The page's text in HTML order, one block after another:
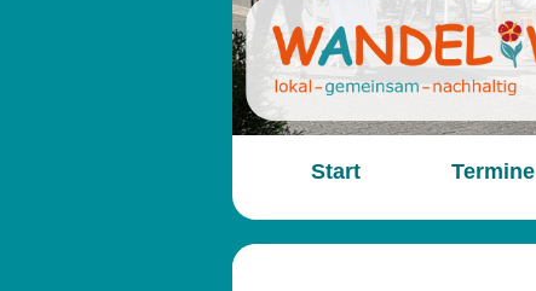
Start Termine